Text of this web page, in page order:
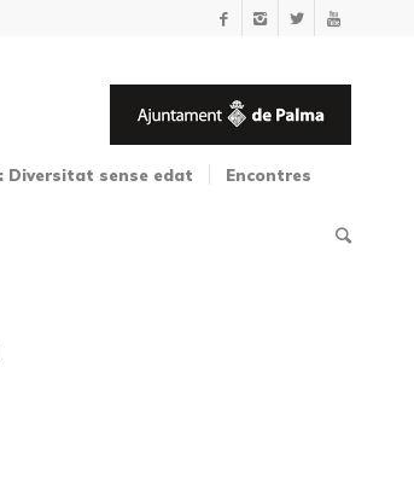
Diversitat sense edat Encontres